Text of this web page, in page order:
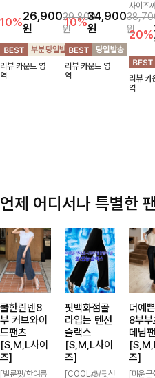
디자인이 어우러
져 사랑스러운
무드를 더한 블
라우스 🤍 가볍
고 통기성 좋은
소재로 시원하게
10%26,900
원
29,800
원
리뷰 카운트 영
역
있게 입어지는
블라우스🖤 브
이넥 카라 디자
인에 여유로운
소매핏 더해져
여리하면서도 시
10%34,900
원
원
리뷰 카운트 영
역
사이즈
볍고 내
텍스처
는 블라
답답함
릿 카라
이 얼굴
욱 시원
20%
리뷰 카
역
언제 어디서나 특별한
쿨한린넨8
부 커브와이
드팬츠
[S,M,L사이
즈]
[벌룬핏/한여름
핏백화점골
라입는 텐션
슬랙스
[S,M,L사이
즈]
[COOL🧊/핏선
더예
8부부
데님
즈]
[미운군